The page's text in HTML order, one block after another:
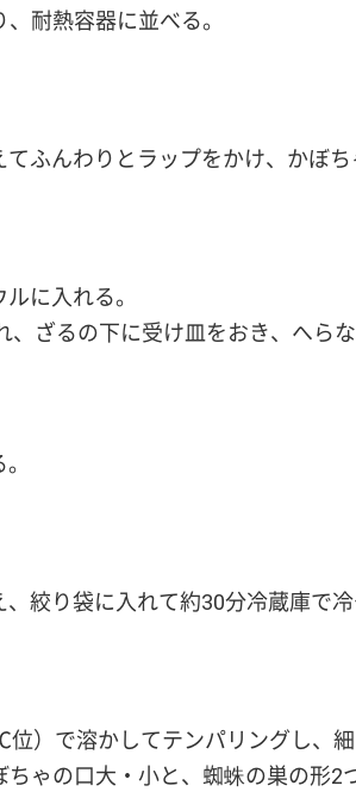
耐熱容器に並べる。
ふんわりとラップをかけ、かぼ
に入れる。
ざるの下に受け皿をおき、へら
絞り袋に入れて約30分冷蔵庫で冷
）で溶かしてテンパリングし、
ゃの口大・小と、蜘蛛の巣の形